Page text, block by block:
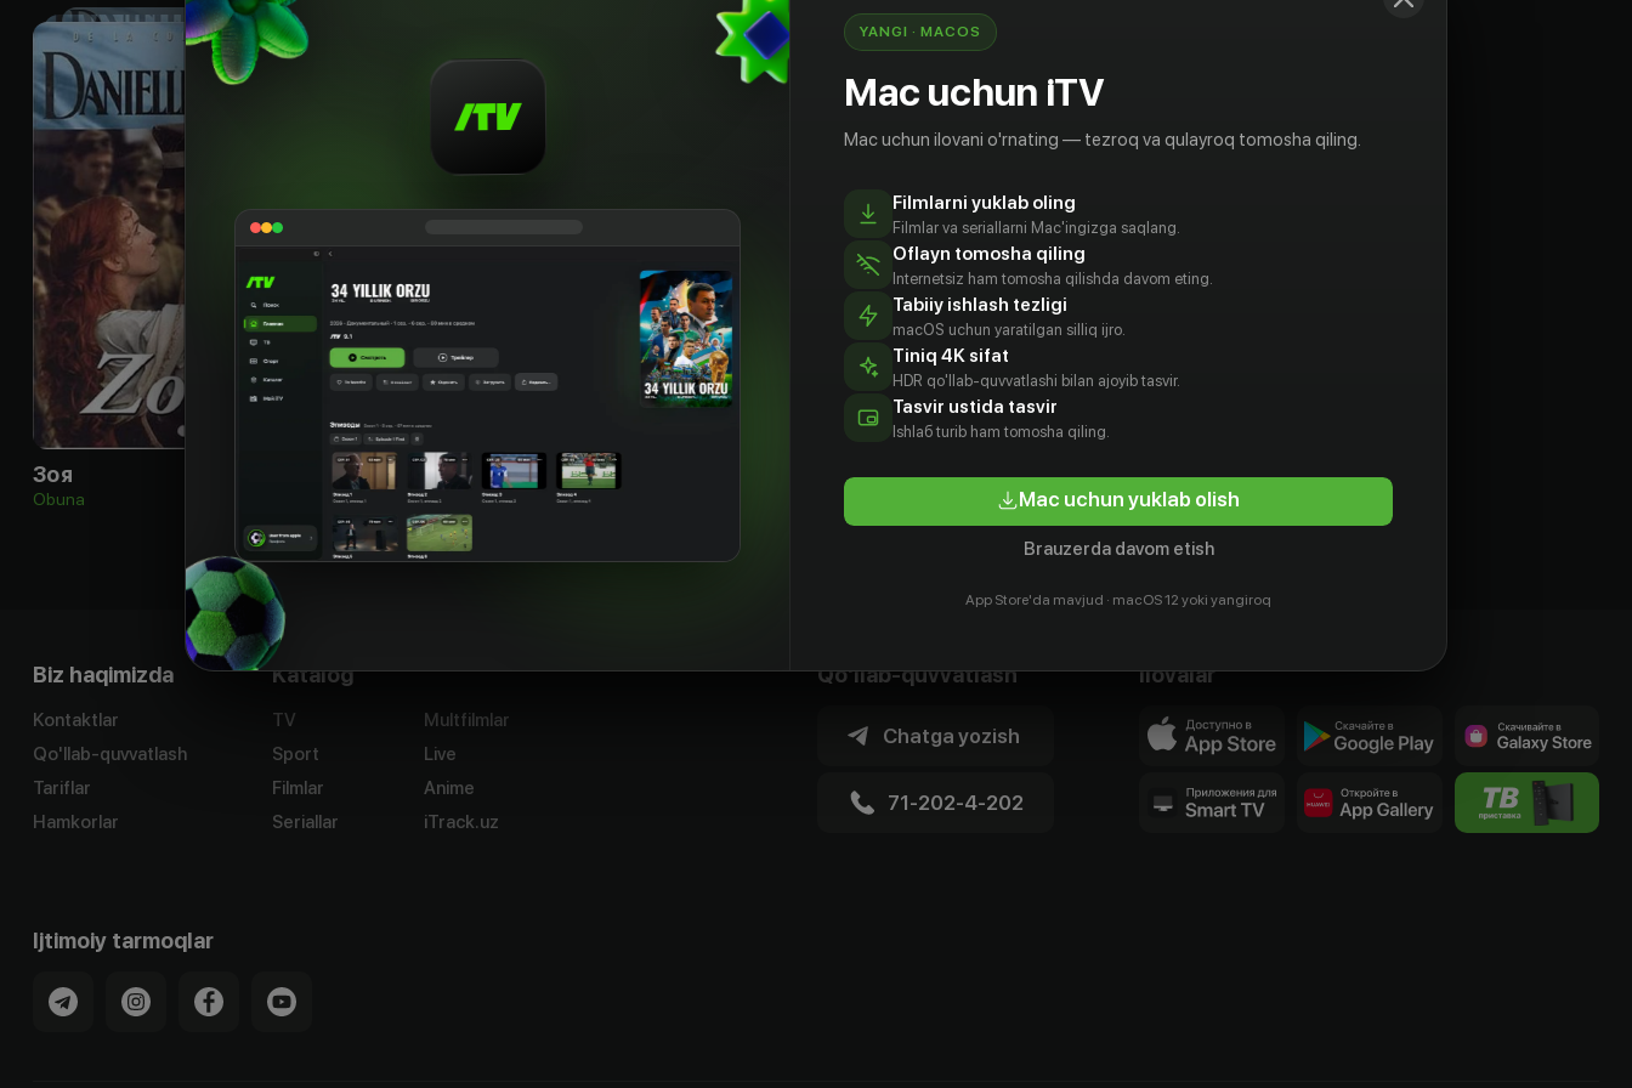
Зоя
Obuna
Biz haqimizda
Kontaktlar
Qo'llab-quvvatlash
Tariflar
Hamkorlar
Katalog
TV
Sport
Filmlar
Seriallar
Multfilmlar
Live
Anime
iTrack.uz
Qo'llab-quvvatlash
Chatga yozish
71-202-4-202
Ilovalar
Ijtimoiy tarmoqlar
YANGI · MACOS
Mac uchun iTV
Mac uchun ilovani o'rnating — tezroq va qulayroq tomosha qiling.
Filmlarni yuklab oling
Filmlar va seriallarni Mac'ingizga saqlang.
Oflayn tomosha qiling
Internetsiz ham tomosha qilishda davom eting.
Tabiiy ishlash tezligi
macOS uchun yaratilgan silliq ijro.
Tiniq 4K sifat
HDR qo'llab-quvvatlashi bilan ajoyib tasvir.
Tasvir ustida tasvir
Ishlаб turib ham tomosha qiling.
Mac uchun yuklab olish
Brauzerda davom etish
App Store'da mavjud · macOS 12 yoki yangiroq